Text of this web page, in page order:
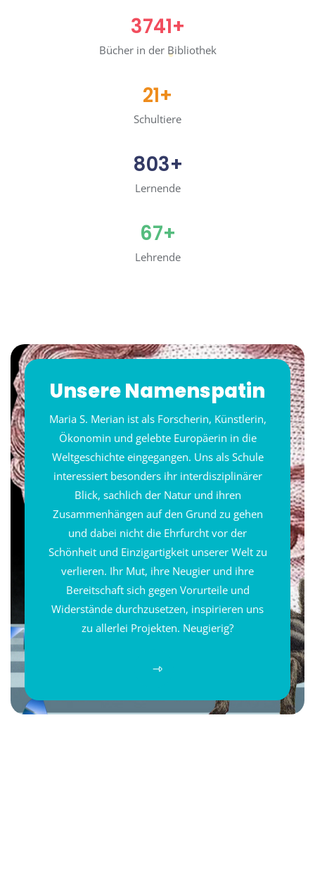
3741+
Bücher in der Bibliothek
21+
Schultiere
803+
Lernende
67+
Lehrende
Unsere Namenspatin
Maria S. Merian ist als Forscherin, Künstlerin,
Ökonomin und gelebte Europäerin in die
Weltgeschichte eingegangen. Uns als Schule
interessiert besonders ihr interdisziplinärer
Blick, sachlich der Natur und ihren
Zusammenhängen auf den Grund zu gehen
und dabei nicht die Ehrfurcht vor der
Schönheit und Einzigartigkeit unserer Welt zu
verlieren. Ihr Mut, ihre Neugier und ihre
Bereitschaft sich gegen Vorurteile und
Widerstände durchzusetzen, inspirieren uns
zu allerlei Projekten. Neugierig?